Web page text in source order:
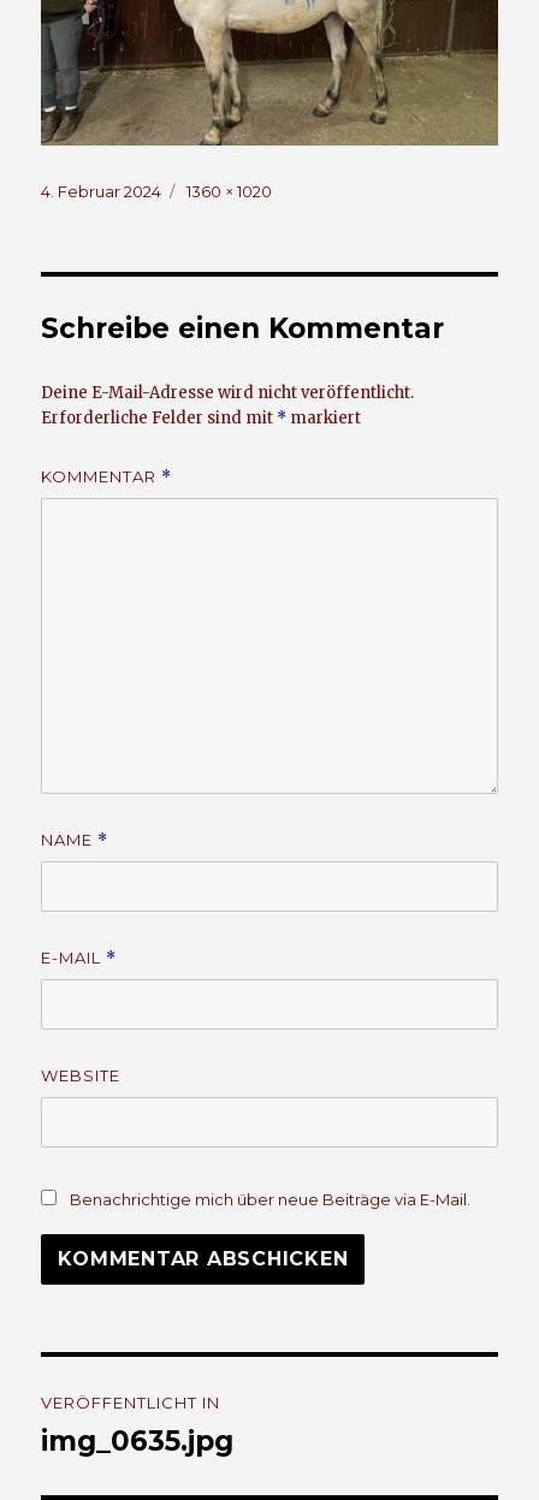
Veröffentlicht
4. Februar 2024
Volle
1360 × 1020
Schreibe einen Kommentar
Deine E-Mail-Adresse wird nicht veröffentlicht.
Erforderliche Felder sind mit * markiert
KOMMENTAR *
NAME *
E-MAIL *
WEBSITE
Benachrichtige mich über neue Beiträge via E-Mail.
Navigation
VERÖFFENTLICHT IN
img_0635.jpg